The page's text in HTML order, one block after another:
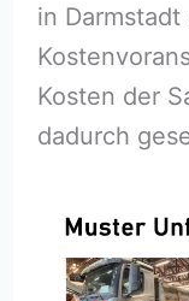
in
Kosten der
dadurch